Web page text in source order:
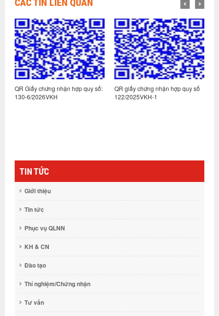
CÁC TIN LIÊN QUAN
QR Giấy chứng nhận hợp quy số:
130-6/2026VKH
QR giấy chứng nhận hợp quy số
122/2025VKH-1
TIN TỨC
Giới thiệu
Tin tức
Phục vụ QLNN
KH & CN
Đào tạo
Thí nghiệm/Chứng nhận
Tư vấn